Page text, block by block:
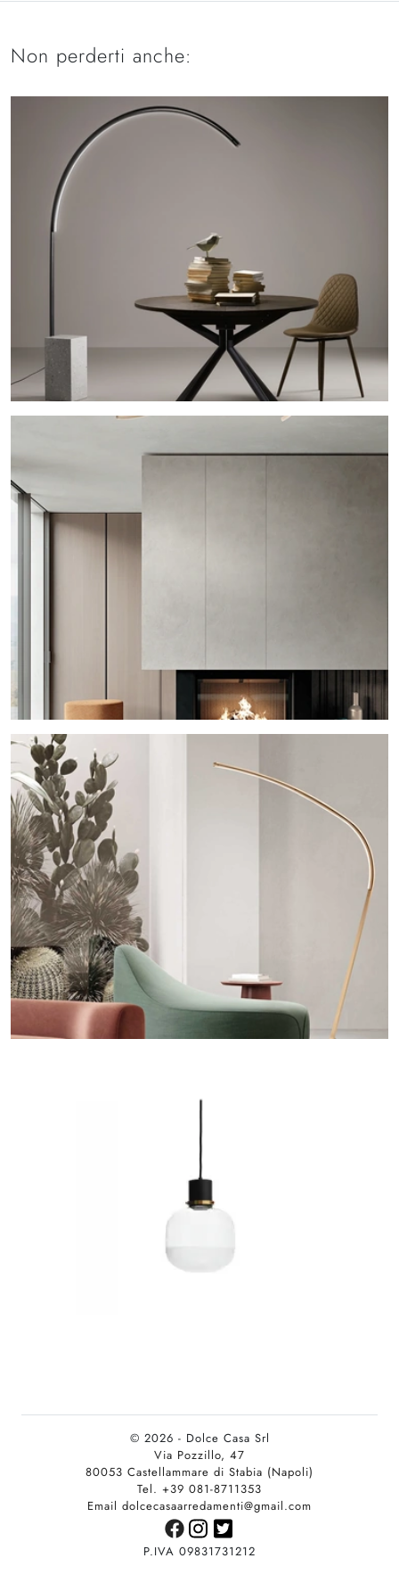
Non perderti anche:
© 2026 - Dolce Casa Srl
Via Pozzillo, 47
80053 Castellammare di Stabia (Napoli)
Tel. +39 081-8711353
Email dolcecasaarredamenti@gmail.com
P.IVA 09831731212